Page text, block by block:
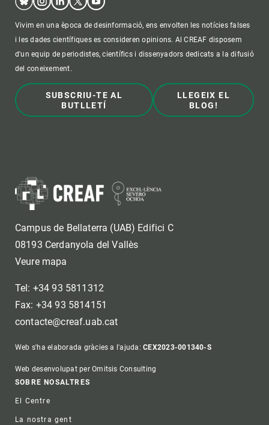
Vivim en una època de desinformació, ens envolten les notícies falses
i les dades científiques es consideren opinions. Al CREAF disposem
d'un equip de periodistes, científics i dissenyadors dedicats a la difusió
del coneixement.
SUBSCRIU-TE AL
BUTLLETÍ
LLEGEIX EL
BLOG!
Campus de Bellaterra (UAB) Edifici C
08193 Cerdanyola del Vallès
Veure mapa
Tel: +34 93 5811312
Fax: +34 93 5814151
contacte@creaf.uab.cat
Web s'ha elaborada gràcies a l'ajuda:CEX2023-001340-S
Web desenvolupat per Omitsis Consulting
Footer
SOBRE NOSALTRES
El Centre
La nostra gent